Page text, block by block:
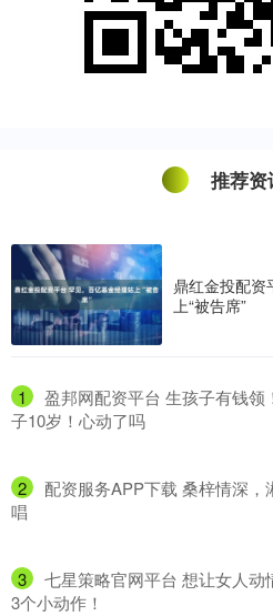
推荐资
鼎红金投配资
上“被告席”
1
盈邦网配资平台 生孩子有钱
子10岁！心动了吗
2
配资服务APP下载 桑梓情深
唱
3
七星策略官网平台 想让女人
3个小动作！